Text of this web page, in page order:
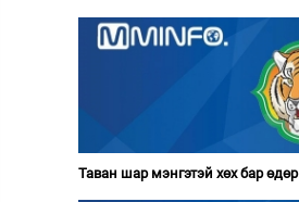
Таван шар мэнгэтэй хөх бар өдөр